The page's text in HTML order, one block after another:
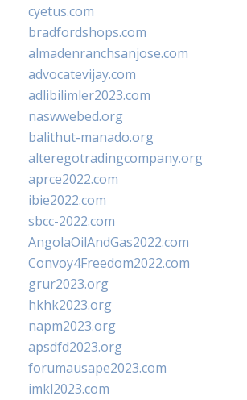
cyetus.com
bradfordshops.com
almadenranchsanjose.com
advocatevijay.com
adlibilimler2023.com
naswwebed.org
balithut-manado.org
alteregotradingcompany.org
aprce2022.com
ibie2022.com
sbcc-2022.com
AngolaOilAndGas2022.com
Convoy4Freedom2022.com
grur2023.org
hkhk2023.org
napm2023.org
apsdfd2023.org
forumausape2023.com
imkl2023.com